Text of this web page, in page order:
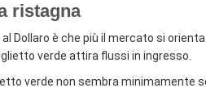
ristagna
Dollaro è che più il mercato si
verde attira flussi in ingresso.
verde non sembra minimamente